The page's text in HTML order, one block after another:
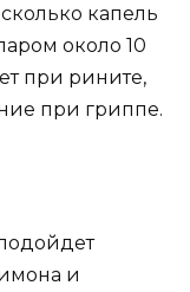
капель
около 10
при рините,
при гриппе.
и